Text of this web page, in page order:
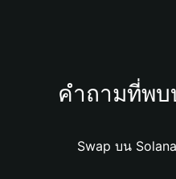
คำถามที่พบ
Swap บน